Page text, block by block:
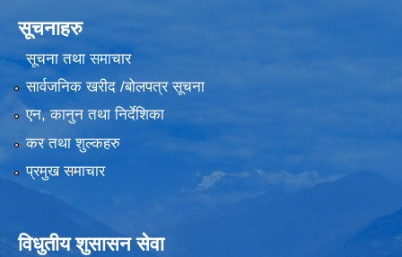
सूचनाहरु
सूचना तथा समाचार
सार्वजनिक खरीद /बोलपत्र सूचना
एन, कानुन तथा निर्देशिका
कर तथा शुल्कहरु
प्रमुख समाचार
विधुतीय शुसासन सेवा